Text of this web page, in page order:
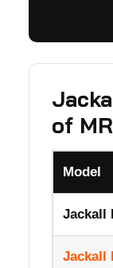
of
Model
Jackall
Jackall